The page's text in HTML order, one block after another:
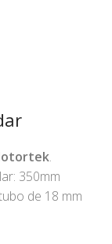
.
350mm
de 18 mm